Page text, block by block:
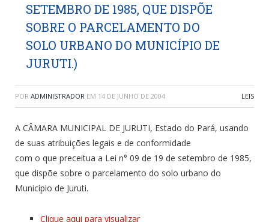
SETEMBRO DE 1985, QUE DISPÕE
SOBRE O PARCELAMENTO DO
SOLO URBANO DO MUNICÍPIO DE
JURUTI.)
POR ADMINISTRADOR EM 14 DE JUNHO DE 2004 LEIS
A CÂMARA MUNICIPAL DE JURUTI, Estado do Pará, usando
de suas atribuições legais e de conformidade
com o que preceitua a Lei n° 09 de 19 de setembro de 1985,
que dispõe sobre o parcelamento do solo urbano do
Município de Juruti.
Clique aqui para visualizar